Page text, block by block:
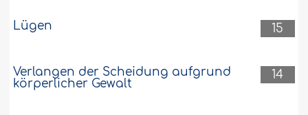
Flüssigkeit (Ausfluss) und dem schleimigen
Weißen
der weißen Flüssigkeit und dem
schleimigen Weißen? Machen sie beide
15
Lügen
14
Verlangen der Scheidung aufgrund
körperlicher Gewalt